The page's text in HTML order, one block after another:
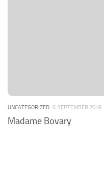
UNCATEGORIZED 6. SEPTEMBER 2018
Madame Bovary